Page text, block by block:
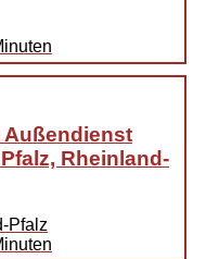
Außendienst
Rheinland-
Pfalz